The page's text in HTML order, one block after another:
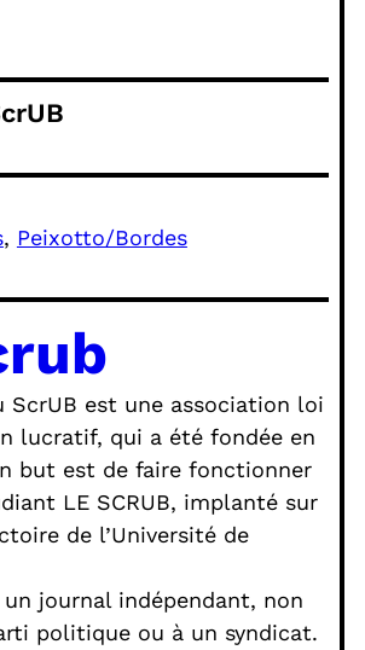
, Peixotto/Bordes
ScrUB est une association loi
lucratif, qui a été fondée en
but est de faire fonctionner
LE SCRUB, implanté sur
de l’Université de
un journal indépendant, non
politique ou à un syndicat.